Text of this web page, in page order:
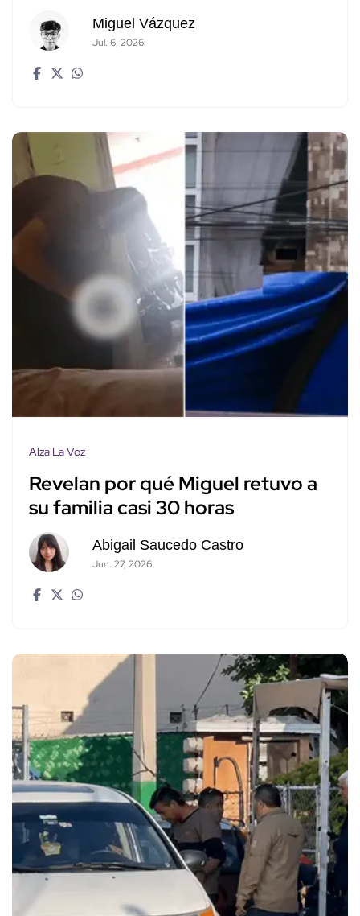
Miguel Vázquez
Jul. 6, 2026
Alza La Voz
Revelan por qué Miguel retuvo a
su familia casi 30 horas
Abigail Saucedo Castro
Jun. 27, 2026